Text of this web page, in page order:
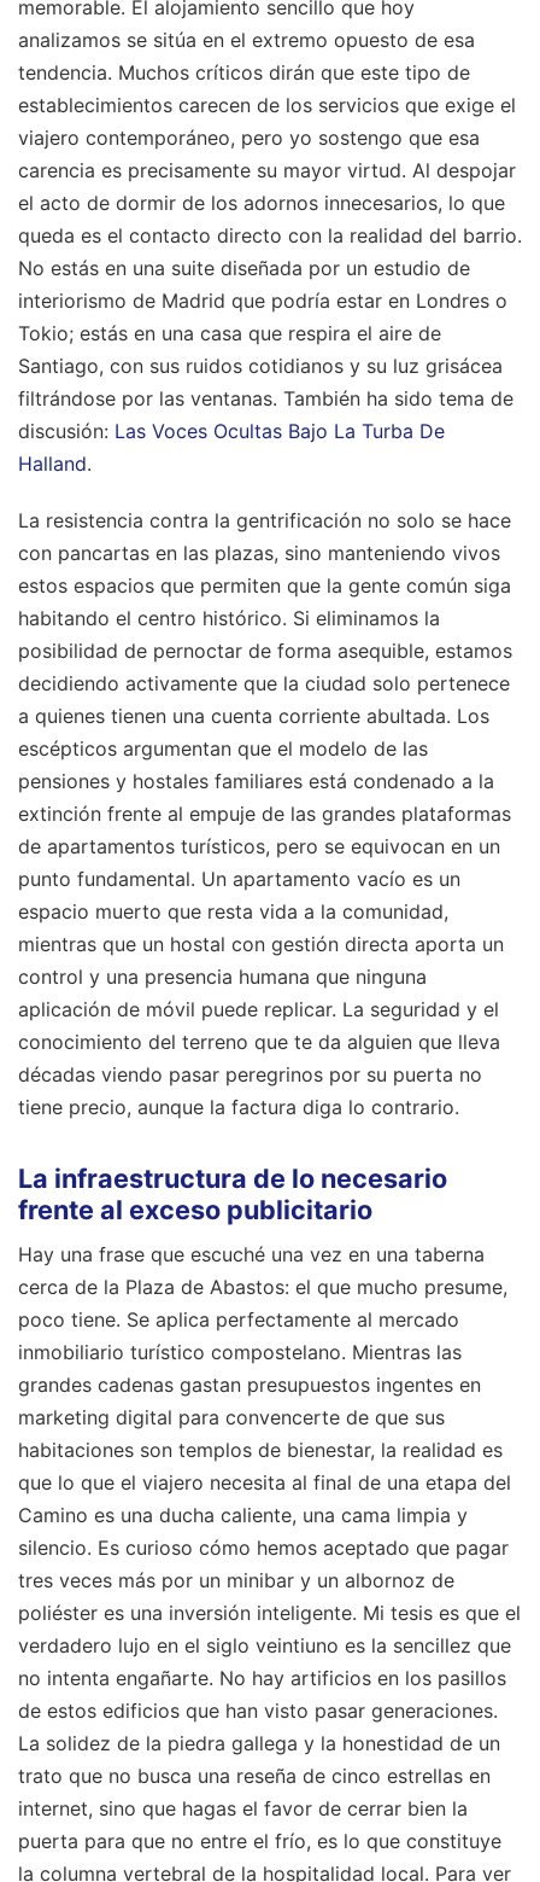
memorable. El alojamiento sencillo que hoy
analizamos se sitúa en el extremo opuesto de esa
tendencia. Muchos críticos dirán que este tipo de
establecimientos carecen de los servicios que exige el
viajero contemporáneo, pero yo sostengo que esa
carencia es precisamente su mayor virtud. Al despojar
el acto de dormir de los adornos innecesarios, lo que
queda es el contacto directo con la realidad del barrio.
No estás en una suite diseñada por un estudio de
interiorismo de Madrid que podría estar en Londres o
Tokio; estás en una casa que respira el aire de
Santiago, con sus ruidos cotidianos y su luz grisácea
filtrándose por las ventanas. También ha sido tema de
discusión: Las Voces Ocultas Bajo La Turba De
Halland.
La resistencia contra la gentrificación no solo se hace
con pancartas en las plazas, sino manteniendo vivos
estos espacios que permiten que la gente común siga
habitando el centro histórico. Si eliminamos la
posibilidad de pernoctar de forma asequible, estamos
decidiendo activamente que la ciudad solo pertenece
a quienes tienen una cuenta corriente abultada. Los
escépticos argumentan que el modelo de las
pensiones y hostales familiares está condenado a la
extinción frente al empuje de las grandes plataformas
de apartamentos turísticos, pero se equivocan en un
punto fundamental. Un apartamento vacío es un
espacio muerto que resta vida a la comunidad,
mientras que un hostal con gestión directa aporta un
control y una presencia humana que ninguna
aplicación de móvil puede replicar. La seguridad y el
conocimiento del terreno que te da alguien que lleva
décadas viendo pasar peregrinos por su puerta no
tiene precio, aunque la factura diga lo contrario.
La infraestructura de lo necesario
frente al exceso publicitario
Hay una frase que escuché una vez en una taberna
cerca de la Plaza de Abastos: el que mucho presume,
poco tiene. Se aplica perfectamente al mercado
inmobiliario turístico compostelano. Mientras las
grandes cadenas gastan presupuestos ingentes en
marketing digital para convencerte de que sus
habitaciones son templos de bienestar, la realidad es
que lo que el viajero necesita al final de una etapa del
Camino es una ducha caliente, una cama limpia y
silencio. Es curioso cómo hemos aceptado que pagar
tres veces más por un minibar y un albornoz de
poliéster es una inversión inteligente. Mi tesis es que el
verdadero lujo en el siglo veintiuno es la sencillez que
no intenta engañarte. No hay artificios en los pasillos
de estos edificios que han visto pasar generaciones.
La solidez de la piedra gallega y la honestidad de un
trato que no busca una reseña de cinco estrellas en
internet, sino que hagas el favor de cerrar bien la
puerta para que no entre el frío, es lo que constituye
la columna vertebral de la hospitalidad local. Para ver